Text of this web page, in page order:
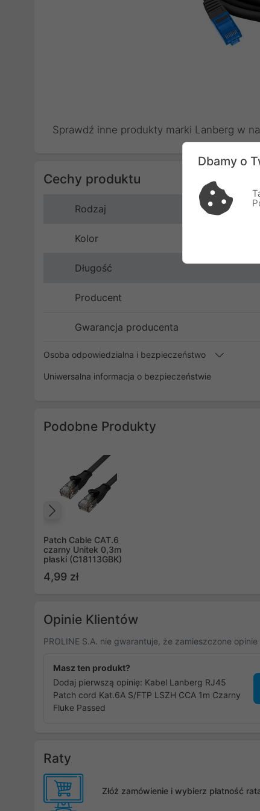
Sprawdź inne produkty marki Lanberg w
Cechy produktu
Rodzaj
Kolor
Długość
Producent
Gwarancja producenta
Osoba odpowiedzialna i bezpieczeństwo
Uniwersalna informacja o bezpieczeństwie
Podobne Produkty
Patch Cable CAT.6
czarny Unitek 0,3m
płaski (C18113GBK)
4,99 zł
Opinie Klientów
PROLINE S.A. nie gwarantuje, że zamieszczone
Masz ten produkt?
Dodaj pierwszą opinię: Kabel Lanberg RJ45
Patch cord Kat.6A S/FTP LSZH CCA 1m Czarny
Fluke Passed
Raty
Złóż zamówienie i wybierz płatność
Dbamy o